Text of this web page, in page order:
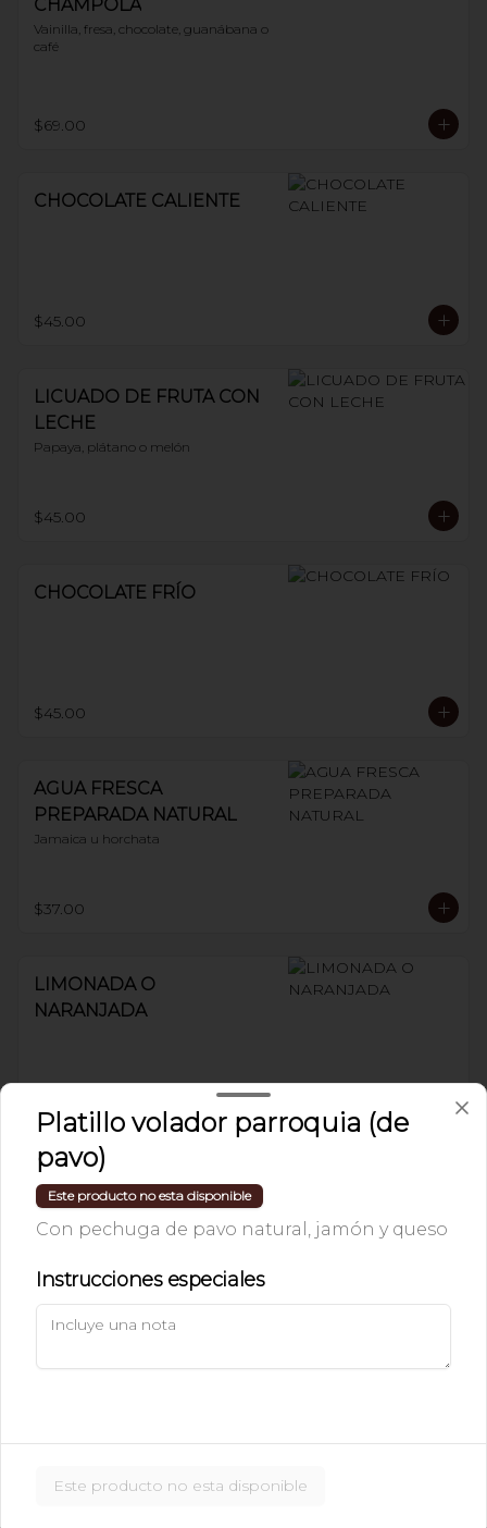
CHAMPOLA
Vainilla, fresa, chocolate, guanábana o
café
$69.00
CHOCOLATE CALIENTE
$45.00
LICUADO DE FRUTA CON
LECHE
Papaya, plátano o melón
$45.00
CHOCOLATE FRÍO
$45.00
AGUA FRESCA
PREPARADA NATURAL
Jamaica u horchata
$37.00
LIMONADA O
NARANJADA
LIMONADA O
NARANJADA MINERAL
$46.00
JUGO DE FRUTA NATURAL
$46.00
Platillo volador parroquia (de
pavo)
Este producto no esta disponible
Con pechuga de pavo natural, jamón y queso
Instrucciones especiales
Este producto no esta disponible